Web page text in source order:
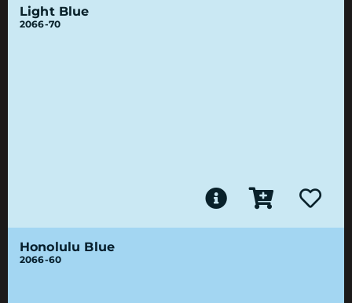
Light Blue
2066-70
Honolulu Blue
2066-60